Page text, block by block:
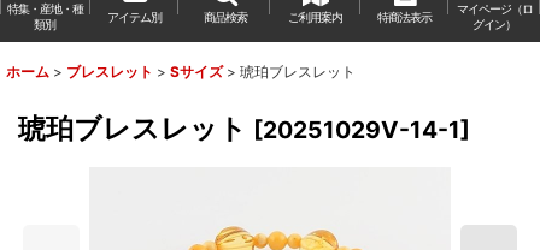
特集・産地・種
類別
アイテム別 商品検索 ご利用案内 特商法表示
マイページ（ロ
グイン）
ホーム > ブレスレット > Sサイズ > 琥珀ブレスレット
琥珀ブレスレット [20251029V-14-1]